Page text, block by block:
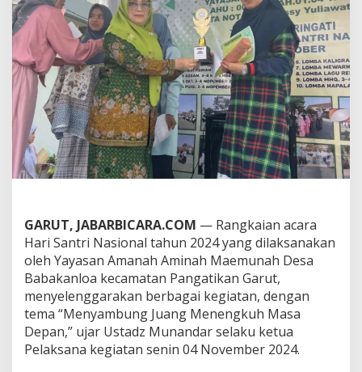
i
H
r
i
S
a
n
t
r
i
N
i
o
n
a
l
d
i
Y
a
y
GARUT, JABARBICARA.COM — Rangkaian acara
Hari Santri Nasional tahun 2024 yang dilaksanakan
oleh Yayasan Amanah Aminah Maemunah Desa
Babakanloa kecamatan Pangatikan Garut,
menyelenggarakan berbagai kegiatan, dengan
tema “Menyambung Juang Menengkuh Masa
Depan,” ujar Ustadz Munandar selaku ketua
Pelaksana kegiatan senin 04 November 2024.